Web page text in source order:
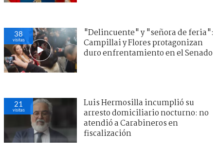
38
visitas
"Delincuente" y "señora de feria":
Campillai y Flores protagonizan
duro enfrentamiento en el Senado
21
visitas
Luis Hermosilla incumplió su
arresto domiciliario nocturno: no
atendió a Carabineros en
fiscalización